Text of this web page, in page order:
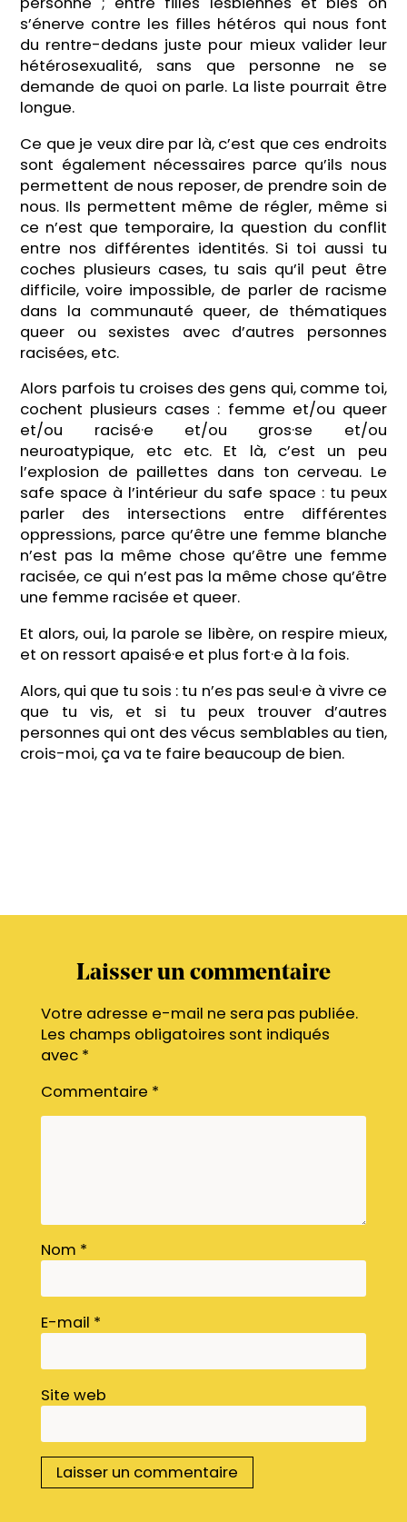
s’énerve contre les filles hétéros qui nous font
du rentre-dedans juste pour mieux valider leur
hétérosexualité, sans que personne ne se
demande de quoi on parle. La liste pourrait être
longue.
Ce que je veux dire par là, c’est que ces endroits
sont également nécessaires parce qu’ils nous
permettent de nous reposer, de prendre soin de
nous. Ils permettent même de régler, même si
ce n’est que temporaire, la question du conflit
entre nos différentes identités. Si toi aussi tu
coches plusieurs cases, tu sais qu’il peut être
difficile, voire impossible, de parler de racisme
dans la communauté queer, de thématiques
queer ou sexistes avec d’autres personnes
racisées, etc.
Alors parfois tu croises des gens qui, comme toi,
cochent plusieurs cases : femme et/ou queer
et/ou racisé·e et/ou gros·se et/ou
neuroatypique, etc etc. Et là, c’est un peu
l’explosion de paillettes dans ton cerveau. Le
safe space à l’intérieur du safe space : tu peux
parler des intersections entre différentes
oppressions, parce qu’être une femme blanche
n’est pas la même chose qu’être une femme
racisée, ce qui n’est pas la même chose qu’être
une femme racisée et queer.
Et alors, oui, la parole se libère, on respire mieux,
et on ressort apaisé·e et plus fort·e à la fois.
Alors, qui que tu sois : tu n’es pas seul·e à vivre ce
que tu vis, et si tu peux trouver d’autres
personnes qui ont des vécus semblables au tien,
crois-moi, ça va te faire beaucoup de bien.
Laisser un commentaire
Votre adresse e-mail ne sera pas publiée.
Les champs obligatoires sont indiqués
avec *
Commentaire *
Nom *
E-mail *
Site web